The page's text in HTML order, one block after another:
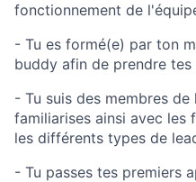
fonctionnement de
- Tu es formé(e) par ton
buddy afin de prendre
- Tu suis des membres
familiarises ainsi avec les
les différents types de
- Tu passes tes premiers